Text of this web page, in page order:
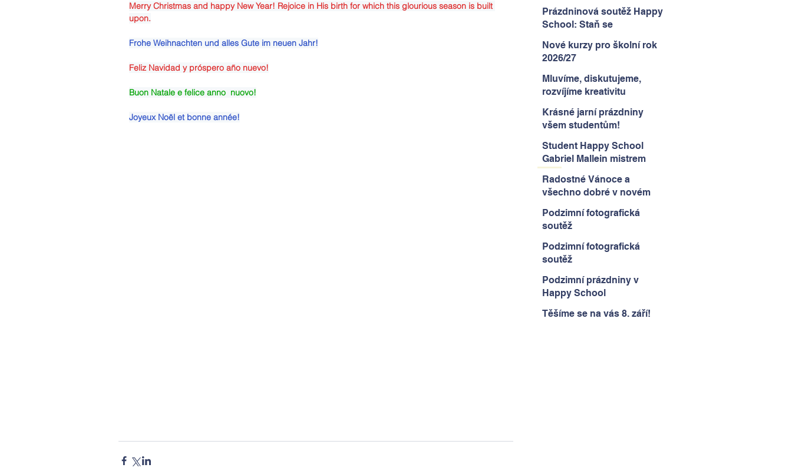
Prázdninová soutěž Happy
School: Staň se
pohlednici z prázdnin
Nové kurzy pro školní rok
2026/27
Mluvíme, diskutujeme,
rozvíjíme kreativitu
Krásné jarní prázdniny
všem studentům!
Student Happy School
Gabriel Mallein mistrem
Čech v šachu
Radostné Vánoce a
všechno dobré v novém
Podzimní fotografická
soutěž
Podzimní fotografická
soutěž
Podzimní prázdniny v
Happy School
Těšíme se na vás 8. září!
Merry Christmas and happy New Year! Rejoice in His birth for which this glourious season is built
upon.
Frohe Weihnachten und alles Gute im neuen Jahr!
Feliz Navidad y próspero año nuevo!
Buon Natale e felice anno  nuovo!
Joyeux Noël et bonne année!